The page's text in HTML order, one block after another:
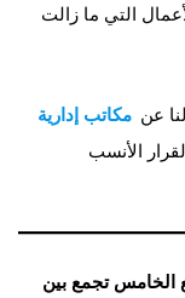
التي ما زالت
عن مكاتب إدارية
الأنسب
الخامس تجمع بين